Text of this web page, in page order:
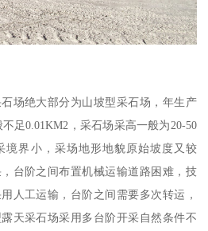
场绝大部分为山坡型采石场，年生产
足0.01KM2，采石场采高一般为20-50
境界小，采场地形地貌原始坡度又较
台阶之间布置机械运输道路困难，技
人工运输，台阶之间需要多次转运，
天采石场采用多台阶开采自然条件不